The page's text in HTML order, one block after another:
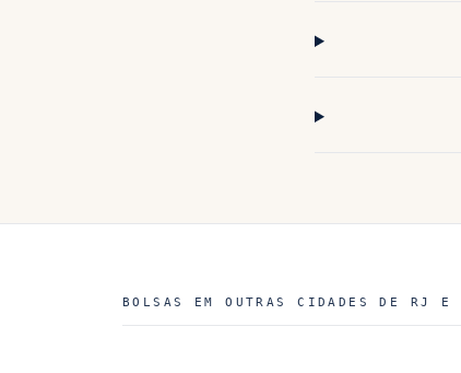
BOLSAS EM OUTRAS CIDADES DE RJ E